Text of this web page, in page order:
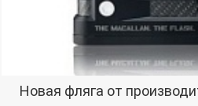
Новая фляга от